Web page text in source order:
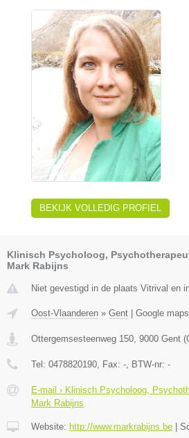
BEKIJK VOLLEDIG PROFIEL
Klinisch Psycholoog,
Mark Rabijns
Niet gevestigd in de plaats Vitrival en
Oost-Vlaanderen » Gent Google maps
Ottergemsesteenweg 150 9000 Gent (
Tel: 0478820190 , Fax: - , BTW-nr: -
E-mail › Klinisch Psycholoog,
Mark Rabijns
Website: http://www.markrabijns.be